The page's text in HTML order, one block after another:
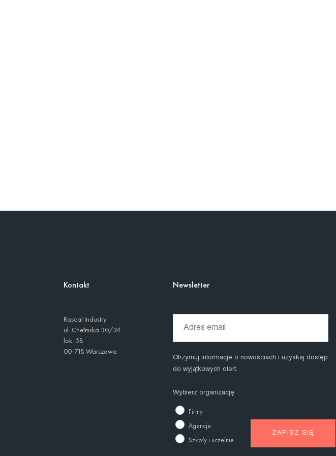
Kontakt
Rascal Industry
ul. Chełmska 30/34
lok. 58
00-718 Warszawa
Newsletter
Otrzymuj informacje o nowościach i uzyskaj dostęp
do wyjątkowych ofert.
Wybierz organizację
Firmy
Agencje
Szkoły i uczelnie